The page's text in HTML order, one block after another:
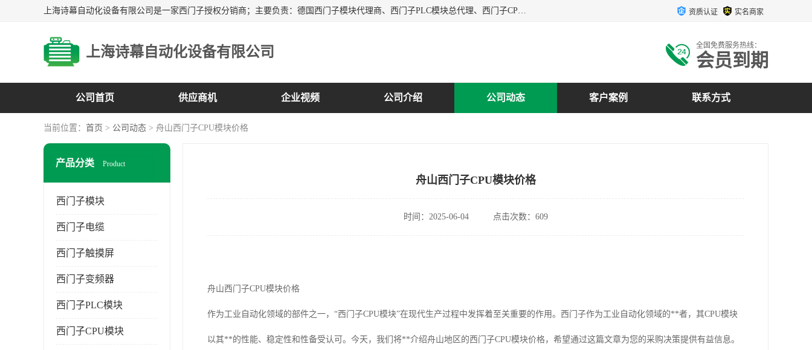
上海诗幕自动化设备有限公司是一家西门子授权分销商；主要负责：德国西门子模块代理商、西门子PLC模块总代理、西门子CPU模块代理商、西门子电缆代理、西门子触摸屏变频器总代理等专销售西门子各系列产品；实体公司，诚信经营，价格优势，品质保证，库存量大，供应！ 资质认证 实名商家
上海诗幕自动化设备有限公司 全国免费服务热线：
会员到期
公司首页 供应商机 企业视频 公司介绍 公司动态 客户案例 联系方式
当前位置： 首页 > 公司动态 > 舟山西门子CPU模块价格
产品分类 Product
西门子模块
西门子电缆
西门子触摸屏
西门子变频器
西门子PLC模块
西门子CPU模块
舟山西门子CPU模块价格
时间：2025-06-04 点击次数：609
舟山西门子CPU模块价格
作为工业自动化领域的部件之一，“西门子CPU模块”在现代生产过程中发挥着至关重要的作用。西门子作为工业自动化领域的**者，其CPU模块
以其**的性能、稳定性和性备受认可。今天，我们将**介绍舟山地区的西门子CPU模块价格，希望通过这篇文章为您的采购决策提供有益信息。